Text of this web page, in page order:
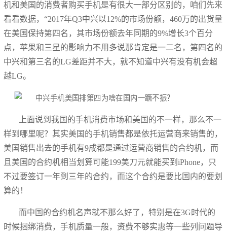
机和美国的消费者购买手机是有很大一部分区别的，咱们先来
看看数据，“2017年Q3中兴以12%的市场份额，460万的出货量
在美国保持第四名，其市场份额去年同期的9%增长3个百分
点，苹果和三星的影响力不用多说那肯定是一二名，第四名的
中兴和第三名的LG差距并不大，就不知道中兴有没有机会超
越LG。
上面说到我国的手机消费市场和美国的不一样，那么不一
样到哪里呢？其实美国的手机销售都是依托运营商来销售的，
美国销售出去的手机有9成都是通过运营商销售的合约机，而
且美国的合约机相当划算可能199美刀元就能买到iPhone，只
不过要签订一年到三年的合约，而这个合约是要比国内的要划
算的！
而中国的合约机名声就不那么好了，特别是在3G时代的
时候捆绑消费，手机质量一般，资费不够实惠等一些列问题导